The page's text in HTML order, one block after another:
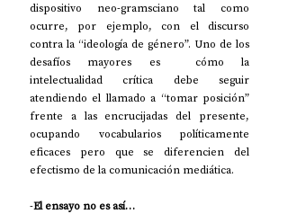
dispositivo neo-gramsciano tal como
ocurre, por ejemplo, con el discurso
contra la “ideología de género”. Uno de los
desafíos mayores es  cómo la
intelectualidad crítica debe seguir
atendiendo el llamado a “tomar posición”
frente a las encrucijadas del presente,
ocupando vocabularios políticamente
eficaces pero que se diferencien del
efectismo de la comunicación mediática.
-El ensayo no es así…